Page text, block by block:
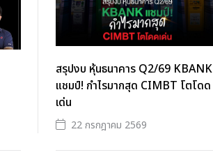
สรุปงบ หุ้นธนาคาร Q2/69 KBANK
แชมป์! กำไรมากสุด CIMBT โตโดด
เด่น
22 กรกฎาคม 2569